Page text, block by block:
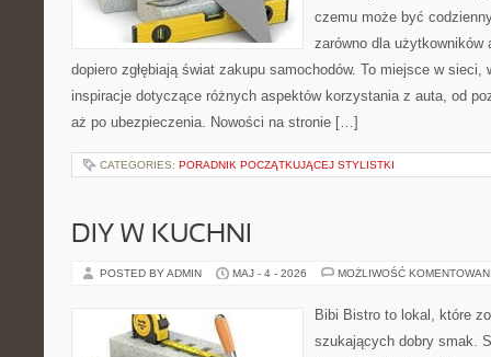
czemu może być
zarówno dla
dopiero zgłębiają świat zakupu samochodów. To miejsce w
inspiracje dotyczące różnych aspektów korzystania z auta, od
aż po ubezpieczenia. Nowości na stronie […]
CATEGORIES: PORADNIK POCZĄTKUJĄCEJ STYLISTKI
DIY W KUCHNI
POSTED BY ADMIN MAJ - 4 - 2026 MOŻLIWOŚĆ
Bibi Bistro to lokal, które
szukających dobry smak.